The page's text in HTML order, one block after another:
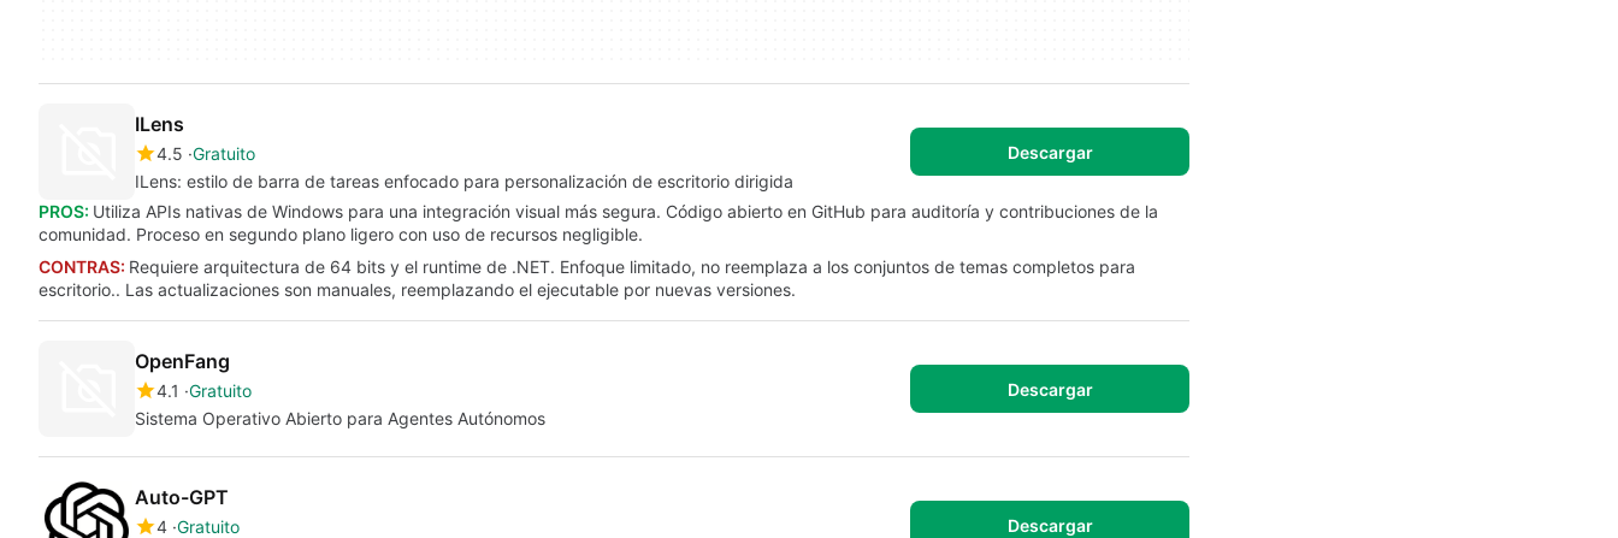
ILens
4.5 Gratuito
ILens: estilo de barra de tareas enfocado para personalización de escritorio dirigida
Descargar
PROS: Utiliza APIs nativas de Windows para una integración visual más segura. Código abierto en GitHub para auditoría y contribuciones de la
comunidad. Proceso en segundo plano ligero con uso de recursos negligible.
CONTRAS: Requiere arquitectura de 64 bits y el runtime de .NET. Enfoque limitado, no reemplaza a los conjuntos de temas completos para
escritorio.. Las actualizaciones son manuales, reemplazando el ejecutable por nuevas versiones.
OpenFang
4.1 Gratuito
Sistema Operativo Abierto para Agentes Autónomos
Descargar
Auto-GPT
4 Gratuito
Descargar